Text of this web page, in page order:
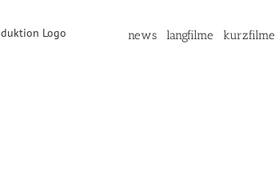
news langfilme kurzfilme